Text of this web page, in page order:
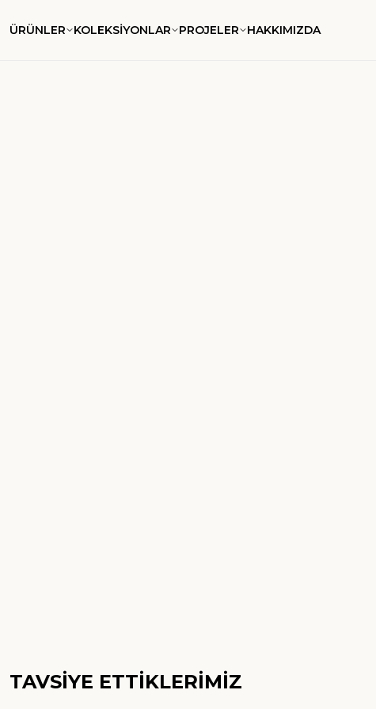
ÜRÜNLER KOLEKSİYONLAR PROJELER HAKKIMIZDA
TAVSİYE ETTİKLERİMİZ